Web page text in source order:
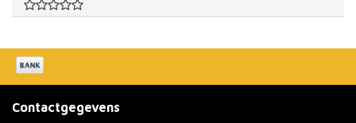
Contactgegevens